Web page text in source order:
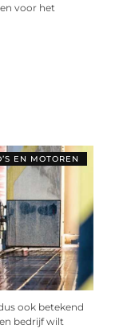
voor het
EN MOTOREN
ook betekend
bedrijf wilt